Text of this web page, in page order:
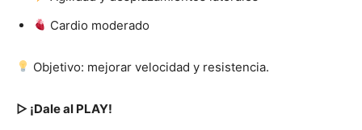
Cardio moderado
Objetivo: mejorar velocidad y resistencia.
▷ ¡Dale al PLAY!